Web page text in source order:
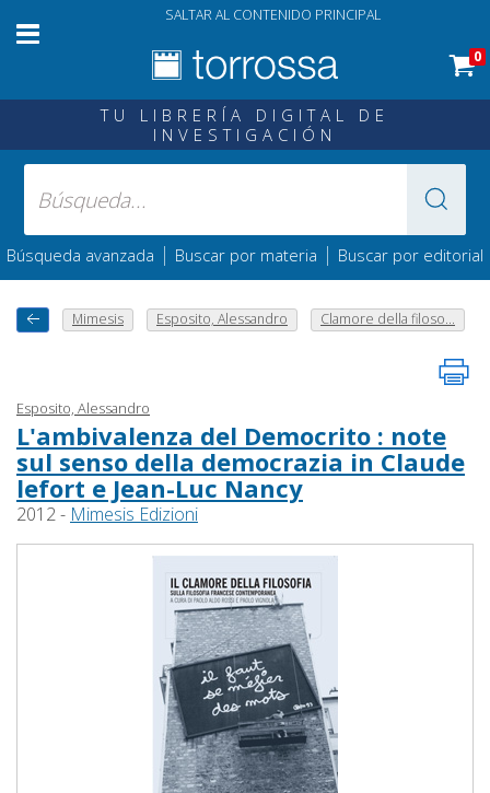
SALTAR AL CONTENIDO PRINCIPAL
0
TU LIBRERÍA DIGITAL DE
INVESTIGACIÓN
Búsqueda avanzada | Buscar por materia | Buscar por editorial
Mimesis Esposito, Alessandro Clamore della filoso...
Esposito, Alessandro
L'ambivalenza del Democrito : note
sul senso della democrazia in Claude
lefort e Jean-Luc Nancy
2012 - Mimesis Edizioni